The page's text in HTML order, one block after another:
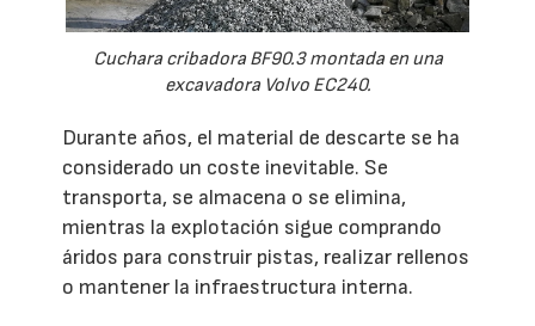
Cuchara cribadora BF90.3 montada en una
excavadora Volvo EC240.
Durante años, el material de descarte se ha
considerado un coste inevitable. Se
transporta, se almacena o se elimina,
mientras la explotación sigue comprando
áridos para construir pistas, realizar rellenos
o mantener la infraestructura interna.